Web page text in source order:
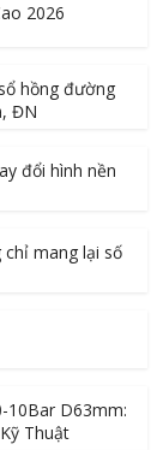
2026
hồng đường
ĐN
đổi hình nền
mang lại số
10Bar D63mm:
Thuật